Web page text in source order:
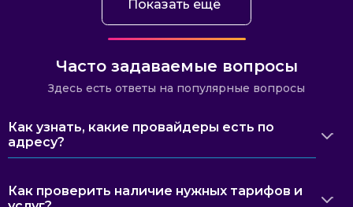
Показать ещё
Часто задаваемые вопросы
Здесь есть ответы на популярные вопросы
Как узнать, какие провайдеры есть по
адресу?
Как проверить наличие нужных тарифов и